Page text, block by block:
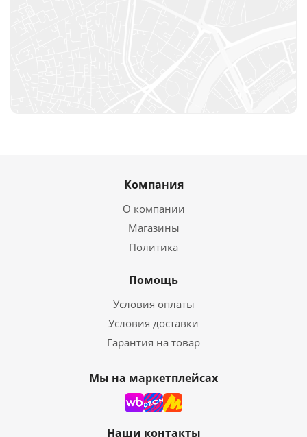
Компания
О компании
Магазины
Политика
Помощь
Условия оплаты
Условия доставки
Гарантия на товар
Мы на маркетплейсах
Наши контакты